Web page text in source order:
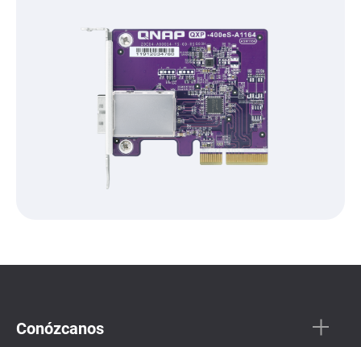
Conózcanos